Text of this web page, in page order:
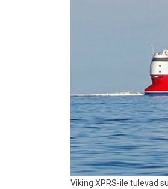
Viking XPRS-ile tulevad